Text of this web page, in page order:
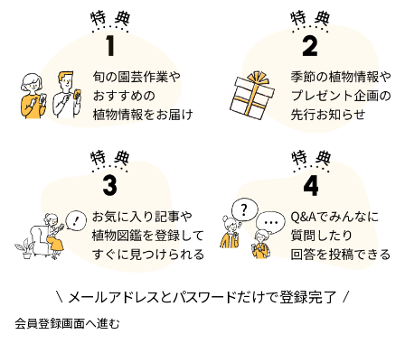
メールアドレスとパスワードだけで登録完了
会員登録画面へ進む